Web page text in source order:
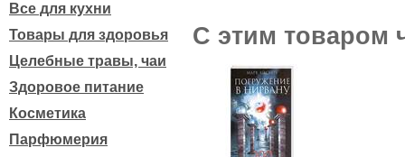
Все для кухни
Товары для здоровья
Целебные травы, чаи
Здоровое питание
Косметика
Парфюмерия
С этим товаром